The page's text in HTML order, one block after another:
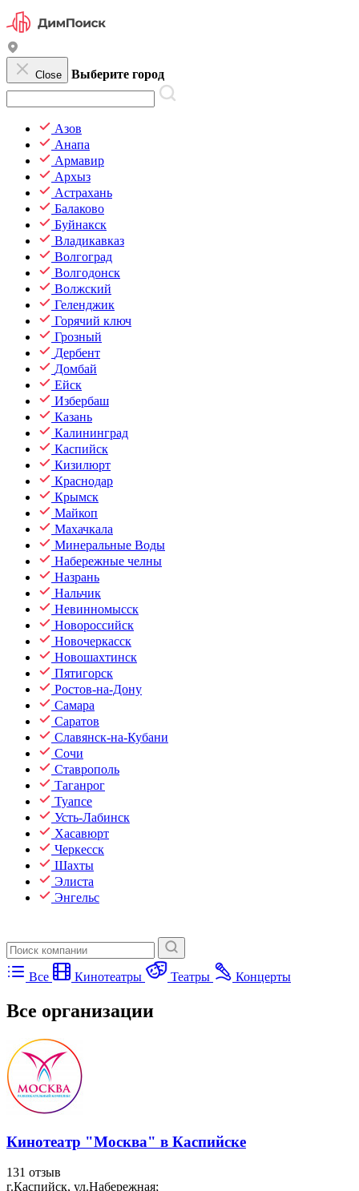
Close Выберите город
Азов
Анапа
Армавир
Архыз
Астрахань
Балаково
Буйнакск
Владикавказ
Волгоград
Волгодонск
Волжский
Геленджик
Горячий ключ
Грозный
Дербент
Домбай
Ейск
Избербаш
Казань
Калининград
Каспийск
Кизилюрт
Краснодар
Крымск
Майкоп
Махачкала
Минеральные Воды
Набережные челны
Назрань
Нальчик
Невинномысск
Новороссийск
Новочеркасск
Новошахтинск
Пятигорск
Ростов-на-Дону
Самара
Саратов
Славянск-на-Кубани
Сочи
Ставрополь
Таганрог
Туапсе
Усть-Лабинск
Хасавюрт
Черкесск
Шахты
Элиста
Энгельс
Все Кинотеатры Театры Концерты
Все организации
Кинотеатр "Москва" в Каспийске
131 отзыв
г.Каспийск, ул.Набережная;